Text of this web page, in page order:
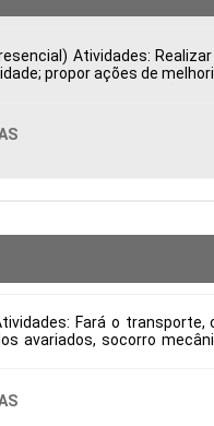
Atividades:
propor ações de
Fará o
avariados, socorro